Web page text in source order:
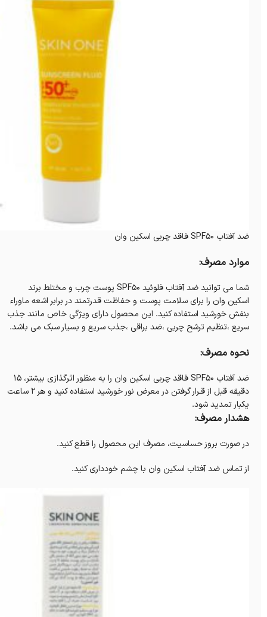
ضد آفتاب SPF50 فاقد چربی اسکین وان
موارد مصرف:
شما می توانید ضد آفتاب فلوئید SPF50 پوست چرب و مختلط برند
اسکین وان را برای سلامت پوست و حفاظت قدرتمند در برابر اشعه ماوراء
بنفش خورشید استفاده کنید. این محصول دارای ویژگی خاص مانند جذب
سریع ،تنظیم ترشح چربی ،ضد براقی ،جذب سریع و بسیار سبک می باشد.
نحوه مصرف:
ضد آفتاب SPF50 فاقد چربی اسکین وان را به منظور اثرگذازی بیشتر، 15
دقیقه قبل از قـرار گرفتن در معرض نور خورشید استفاده کنید و هر 2 ساعت
یکبار تمدید شود.
هشدار مصرف:
در صورت بروز حساسیت، مصرف این محصول را قطع کنید.
از تماس ضد آفتاب اسکین وان با چشم خودداری کنید.